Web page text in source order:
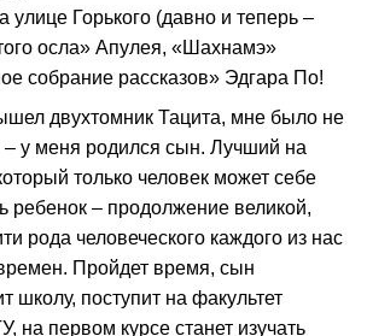
улице Горького (давно и теперь –
осла» Апулея, «Шахнамэ»
собрание рассказов» Эдгара По!
двухтомник Тацита, мне было не
– у меня родился сын. Лучший на
только человек может себе
ребенок – продолжение великой,
рода человеческого каждого из нас
Пройдет время, сын
школу, поступит на факультет
на первом курсе станет изучать